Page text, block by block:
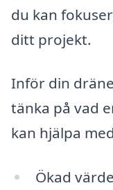
du kan
ditt projekt.
Inför din
tänka på vad
kan hjälpa
Ökad